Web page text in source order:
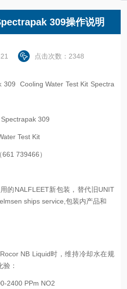
309操作说明
点击次数：2348
309 Cooling Water Test Kit Spectra
309
Test Kit
739466）
的NALFLEET新包装，替代旧UNIT
ships service,包装内产品和
NB Liquid时，维持冷却水在规
：
2400 PPm NO2